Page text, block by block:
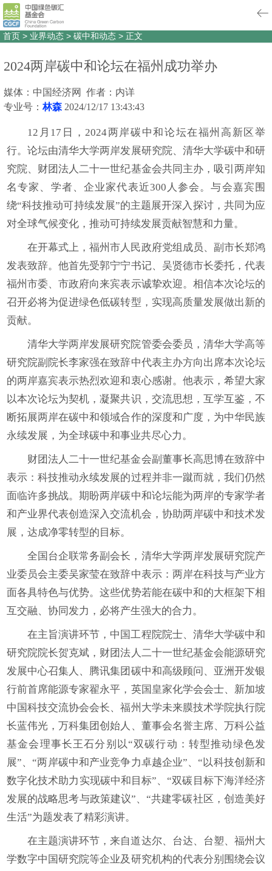
首页 > 业界动态 > 碳中和动态 > 正文
2024两岸碳中和论坛在福州成功举办
媒体：中国经济网 作者：内详
专业号：林森 2024/12/17 13:43:43
12月17日，2024两岸碳中和论坛在福州高新区举
行。论坛由清华大学两岸发展研究院、清华大学碳中和研
究院、财团法人二十一世纪基金会共同主办，吸引两岸知
名专家、学者、企业家代表近300人参会。与会嘉宾围
绕“科技推动可持续发展”的主题展开深入探讨，共同为应
对全球气候变化，推动可持续发展贡献智慧和力量。
在开幕式上，福州市人民政府党组成员、副市长郑鸿
发表致辞。他首先受郭宁宁书记、吴贤德市长委托，代表
福州市委、市政府向来宾表示诚挚欢迎。相信本次论坛的
召开必将为促进绿色低碳转型，实现高质量发展做出新的
贡献。
清华大学两岸发展研究院管委会委员，清华大学高等
研究院副院长李家强在致辞中代表主办方向出席本次论坛
的两岸嘉宾表示热烈欢迎和衷心感谢。他表示，希望大家
以本次论坛为契机，凝聚共识，交流思想，互学互鉴，不
断拓展两岸在碳中和领域合作的深度和广度，为中华民族
永续发展，为全球碳中和事业共尽心力。
财团法人二十一世纪基金会副董事长高思博在致辞中
表示：科技推动永续发展的过程并非一蹴而就，我们仍然
面临许多挑战。期盼两岸碳中和论坛能为两岸的专家学者
和产业界代表创造深入交流机会，协助两岸碳中和技术发
展，达成净零转型的目标。
全国台企联常务副会长，清华大学两岸发展研究院产
业委员会主委吴家莹在致辞中表示：两岸在科技与产业方
面各具特色与优势。这些优势若能在碳中和的大框架下相
互交融、协同发力，必将产生强大的合力。
在主旨演讲环节，中国工程院院士、清华大学碳中和
研究院院长贺克斌，财团法人二十一世纪基金会能源研究
发展中心召集人、腾讯集团碳中和高级顾问、亚洲开发银
行前首席能源专家翟永平，英国皇家化学会会士、新加坡
中国科技交流协会会长、福州大学未来膜技术学院执行院
长蓝伟光，万科集团创始人、董事会名誉主席、万科公益
基金会理事长王石分别以“双碳行动：转型推动绿色发
展”、“两岸碳中和产业竞争力卓越企业”、“以科技创新和
数字化技术助力实现碳中和目标”、“双碳目标下海洋经济
发展的战略思考与政策建议”、“共建零碳社区，创造美好
生活”为题发表了精彩演讲。
在主题演讲环节，来自道达尔、台达、台塑、福州大
学数字中国研究院等企业及研究机构的代表分别围绕会议